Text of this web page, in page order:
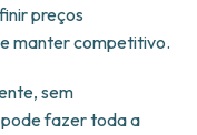
preços
manter competitivo.
sem
fazer toda a